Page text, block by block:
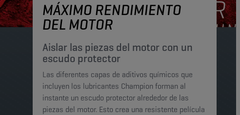
MÁXIMO RENDIMIENTO
DEL MOTOR
Aislar las piezas del motor con un
escudo protector
Las diferentes capas de aditivos químicos que
incluyen los lubricantes Champion forman al
instante un escudo protector alrededor de las
piezas del motor. Esto crea una resistente película